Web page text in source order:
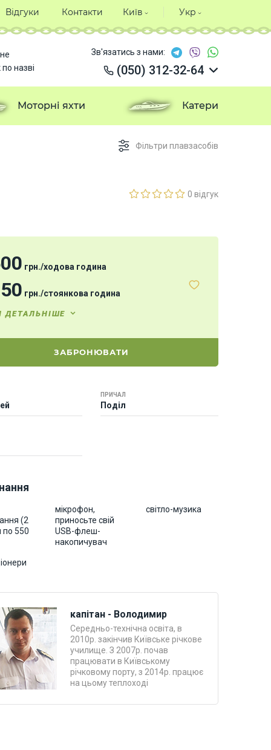
Фільтри плавзасобів
0 відгук
грн./ходова година
грн./стоянкова година
ДЕТАЛЬНІШЕ
ЗАБРОНЮВАТИ
ПРИЧАЛ
Поділ
(2
по 550
мікрофон,
приносьте свій
USB-флеш-
накопичувач
світло-музика
капітан - Володимир
Середньо-технічна освіта, в
2010р. закінчив Київське річкове
училище. З 2007р. почав
працювати в Київському
річковому порту, з 2014р. працює
на цьому теплоході
Відгуки Контакти Київ Укр
назві
Зв'язатись з нами:
(050) 312-32-64
(050) 312-32-64
(050) 312-32-64
(050) 312-32-64
Моторні яхти Катери